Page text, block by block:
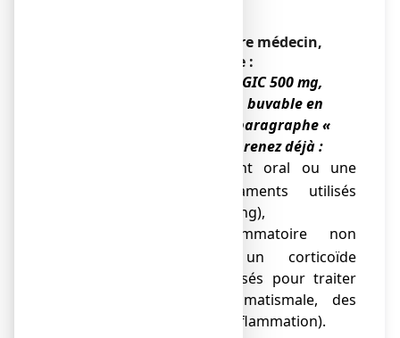
Sauf avis contraire de votre médecin,
vous ne devez pas prendre :
de fortes doses d’ASPEGIC 500 mg,
poudre pour solution buvable en
sachet-dose (voir le paragraphe «
Posologie ») si vous prenez déjà :
un anticoagulant oral ou une
héparine (médicaments utilisés
pour fluidifier le sang),
un anti-inflammatoire non
stéroïdien ou un corticoïde
(médicaments utilisés pour traiter
une maladie rhumatismale, des
douleurs ou une inflammation).